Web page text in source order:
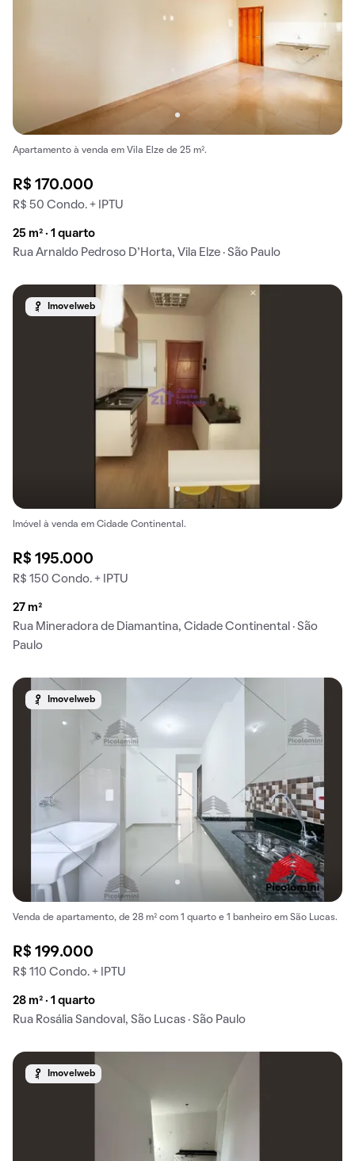
Apartamento à venda em Vila Elze de 25 m².
R$ 170.000
R$ 50 Condo. + IPTU
25 m² · 1 quarto
Rua Arnaldo Pedroso D'Horta, Vila Elze · São Paulo
Imovelweb
Imóvel à venda em Cidade Continental.
R$ 195.000
R$ 150 Condo. + IPTU
27 m²
Rua Mineradora de Diamantina, Cidade Continental · São
Paulo
Imovelweb
Venda de apartamento, de 28 m² com 1 quarto e 1 banheiro em São Lucas.
R$ 199.000
R$ 110 Condo. + IPTU
28 m² · 1 quarto
Rua Rosália Sandoval, São Lucas · São Paulo
Imovelweb